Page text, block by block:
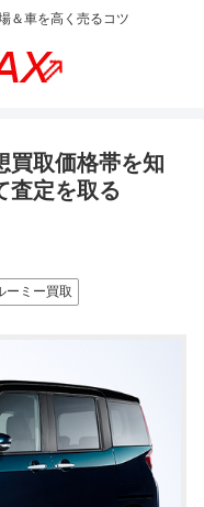
＆車を高く売るコツ
買取価格帯を知
査定を取る
ーミー買取